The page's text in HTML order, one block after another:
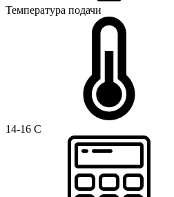
Температура подачи
14-16 C